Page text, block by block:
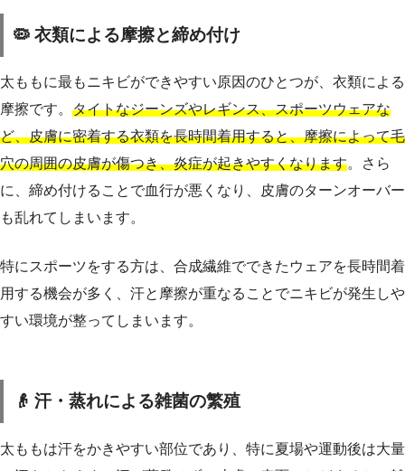
🦠 衣類による摩擦と締め付け
太ももに最もニキビができやすい原因のひとつが、衣類による
摩擦です。 タイトなジーンズやレギンス、スポーツウェアな
ど、皮膚に密着する衣類を長時間着用すると、摩擦によって毛
穴の周囲の皮膚が傷つき、炎症が起きやすくなります。さら
に、締め付けることで血行が悪くなり、皮膚のターンオーバー
も乱れてしまいます。
特にスポーツをする方は、合成繊維でできたウェアを長時間着
用する機会が多く、汗と摩擦が重なることでニキビが発生しや
すい環境が整ってしまいます。
👴 汗・蒸れによる雑菌の繁殖
太ももは汗をかきやすい部位であり、特に夏場や運動後は大量